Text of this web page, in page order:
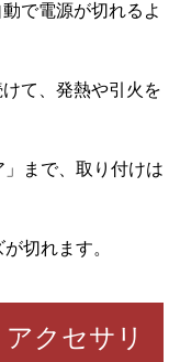
で電源が切れるよ
て、発熱や引火を
まで、取り付けは
切れます。
アクセサリ